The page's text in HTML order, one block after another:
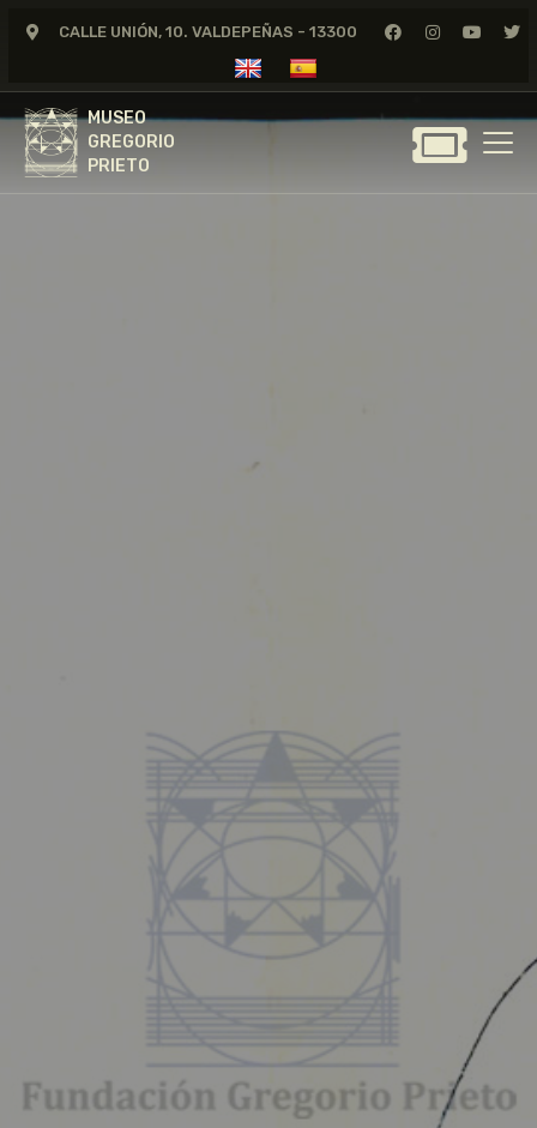
CALLE UNIÓN, 10. VALDEPEÑAS - 13300
MUSEO
GREGORIO
PRIETO
MUSEO
GREGORIO
PRIETO
GREGORIO PRIETO